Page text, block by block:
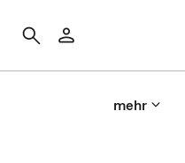
mehr